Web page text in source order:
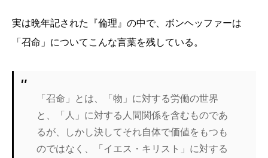
実は晩年記された『倫理』の中で、ボンヘッファーは
「召命」についてこんな言葉を残している。
「召命」とは、「物」に対する労働の世界
と、「人」に対する人間関係を含むものであ
るが、しかし決してそれ自体で価値をもつも
のではなく、「イエス・キリスト」に対する